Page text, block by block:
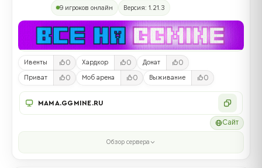
9 игроков онлайн Версия: 1.21.3
Ивенты 0 Хардкор 0 Донат 0
Приват 0 Моб арена 0 Выживание 0
MAMA.GGMINE.RU
Сайт
Обзор сервера